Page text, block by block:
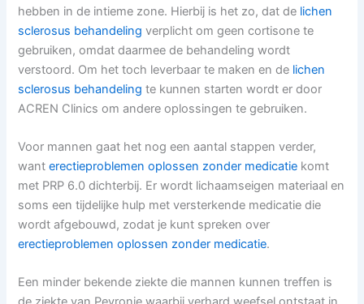
hebben in de intieme zone. Hierbij is het zo, dat de lichen
sclerosus behandeling verplicht om geen cortisone te
gebruiken, omdat daarmee de behandeling wordt
verstoord. Om het toch leverbaar te maken en de lichen
sclerosus behandeling te kunnen starten wordt er door
ACREN Clinics om andere oplossingen te gebruiken.
Voor mannen gaat het nog een aantal stappen verder,
wanterectieproblemen oplossen zonder medicatie komt
met PRP 6.0 dichterbij. Er wordt lichaamseigen materiaal en
soms een tijdelijke hulp met versterkende medicatie die
wordt afgebouwd, zodat je kunt spreken over
erectieproblemen oplossen zonder medicatie.
Een minder bekende ziekte die mannen kunnen treffen is